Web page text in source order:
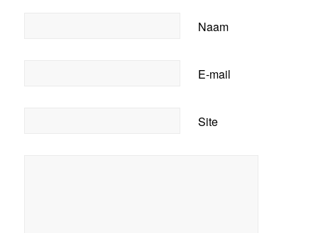
Naam
E-mail
Site